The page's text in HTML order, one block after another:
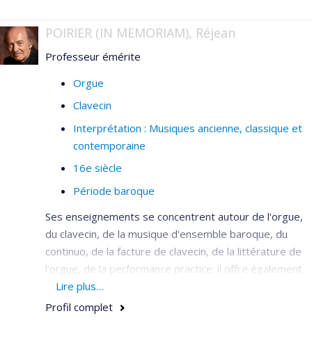
POIRIER (IN MEMORIAM), Réjean
Professeur émérite
Orgue
Clavecin
Interprétation : Musiques ancienne, classique et
contemporaine
16e siècle
Période baroque
Ses enseignements se concentrent autour de l'orgue,
du clavecin, de la musique d'ensemble baroque, du
continuo, de la facture de clavecin, de la littérature de
l'orgue, de la performance practice; il offre également
divers séminaires sur J.S. Bach.
Lire plus…
Profil complet